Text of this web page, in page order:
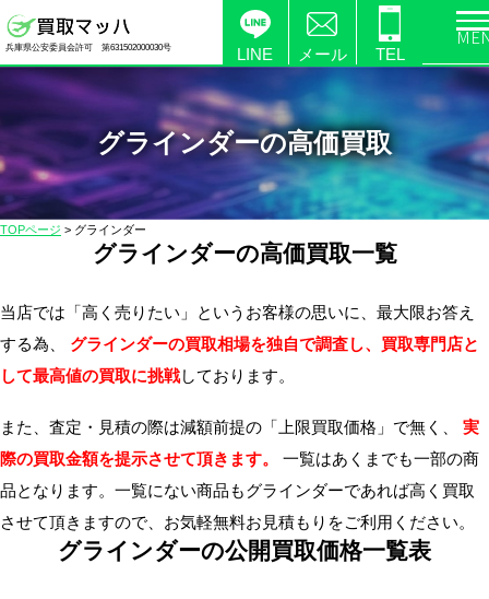
品
の
高
買
取
な
【買
取
マ
ハ】
送
料
無
料・
兵庫県公安委員会許可 第631502000030号 LINE メール TEL
グラインダーの高価買取
TOPページ > グラインダー
グラインダーの高価買取一覧
当店では「高く売りたい」というお客様の思いに、最大限お答え
する為、
グラインダーの買取相場を独自で調査し、買取専門店と
して最高値の買取に挑戦しております。
また、査定・見積の際は減額前提の「上限買取価格」で無く、
実
際の買取金額を提示させて頂きます。
一覧はあくまでも一部の商
品となります。一覧にない商品もグラインダーであれば高く買取
させて頂きますので、お気軽無料お見積もりをご利用ください。
グラインダーの公開買取価格一覧表